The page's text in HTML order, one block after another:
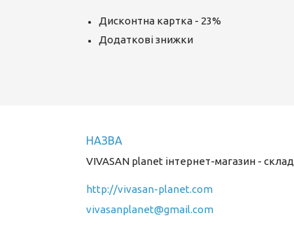
Дисконтна картка - 23%
Додаткові знижки
VIVASAN planet інтернет-магазин - склад
http://vivasan-planet.com
vivasanplanet@gmail.com